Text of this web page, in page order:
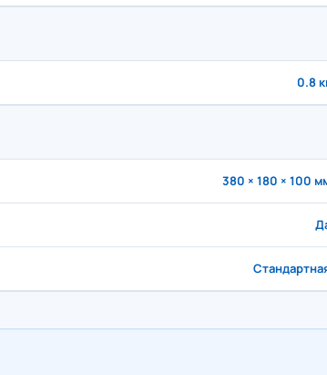
0.8
380 × 180 × 100